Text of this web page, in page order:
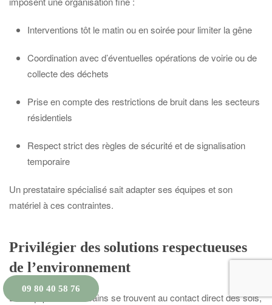
Interventions tôt le matin ou en soirée pour limiter la gêne
Coordination avec d’éventuelles opérations de voirie ou de
collecte des déchets
Prise en compte des restrictions de bruit dans les secteurs
résidentiels
Respect strict des règles de sécurité et de signalisation
temporaire
Un prestataire spécialisé sait adapter ses équipes et son
matériel à ces contraintes.
Privilégier des solutions respectueuses
de l’environnement
Les équipements urbains se trouvent au contact direct des sols,
09 80 40 58 76